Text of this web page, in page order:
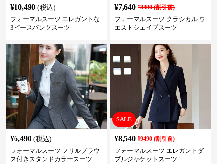
¥10,490 (税込)
フォーマルスーツ エレガントな
3ピースパンツスーツ
¥7,640 ¥8490(割引前)
フォーマルスーツ クラシカル ウ
エストシェイプスーツ
¥6,490 (税込)
フォーマルスーツ フリルブラウ
ス付きスタンドカラースーツ
SALE
¥8,540 ¥9490(割引前)
フォーマルスーツ エレガントダ
ブルジャケットスーツ